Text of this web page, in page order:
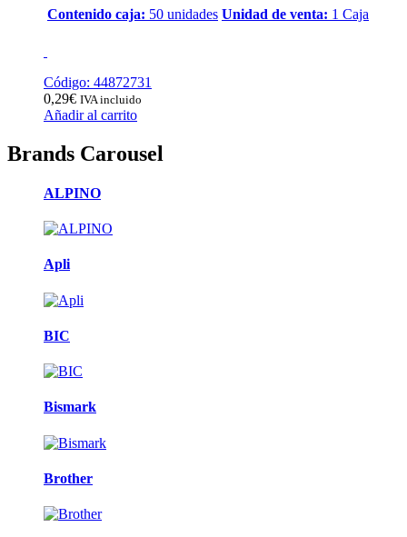
Contenido caja: 50 unidades Unidad de venta: 1 Caja
Código: 44872731
0,29€ IVA incluido
Añadir al carrito
Brands Carousel
ALPINO
Apli
BIC
Bismark
Brother